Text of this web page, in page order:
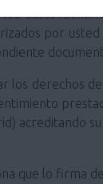
datos
por
derechos de
acreditando
que lo firma